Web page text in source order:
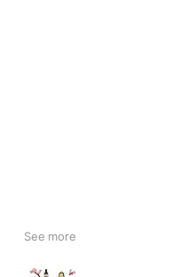
See more